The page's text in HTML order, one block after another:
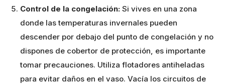
Control de la congelación: Si vives en una zona
donde las temperaturas invernales pueden
descender por debajo del punto de congelación y no
dispones de cobertor de protección, es importante
tomar precauciones. Utiliza flotadores antiheladas
para evitar daños en el vaso. Vacía los circuitos de